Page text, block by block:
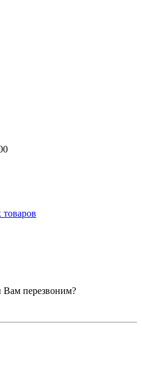
Вам перезвоним?